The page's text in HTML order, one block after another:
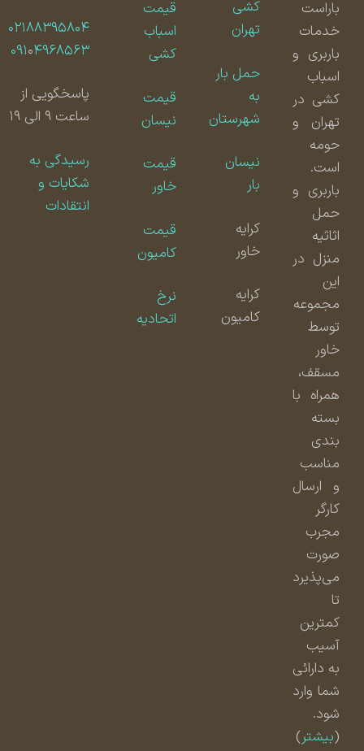
باراست
خدمات
باربری و
اسباب
کشی در
تهران و
حومه
است.
باربری و
حمل
اثاثیه
منزل در
مجموعه
توسط
مسقف،
همراه با
بسته
بندی
مناسب
و ارسال
مجرب
صورت
می‌پذیرد
کمترین
آسیب
به دارائی
شما وارد
شود.
بیشتر)
کشی
تهران
حمل بار
شهرستان
نیسان
کامیون
قیمت
اسباب
کشی
قیمت
نیسان
قیمت
قیمت
کامیون
اتحادیه
۰۲۱۸۸۳۹۵۸۰۴
۰۹۱۰۴۹۶۸۵۶۳
پاسخگویی از
ساعت ۹ الی ۱۹
رسیدگی به
شکایات و
انتقادات